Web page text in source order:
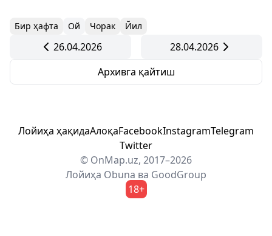
Бир ҳафта Ой Чорак Йил
26.04.2026
28.04.2026
Архивга қайтиш
Лойиҳа ҳақидаАлоқаFacebookInstagramTelegram
Twitter
© OnMap.uz, 2017–2026
Лойиҳа Obuna ва GoodGroup
18+